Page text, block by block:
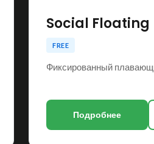
SHOP LAYOUTS
Social Floating
FREE
Фиксированный
Подробнее